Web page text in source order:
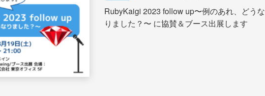
RubyKaigi 2023 follow up〜例のあれ、どうな
りました？〜 に協賛＆ブース出展します